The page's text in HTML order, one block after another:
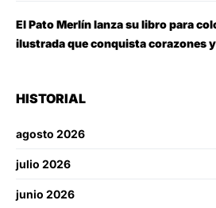
El Pato Merlín lanza su libro para
ilustrada que conquista corazones
HISTORIAL
agosto 2026
julio 2026
junio 2026